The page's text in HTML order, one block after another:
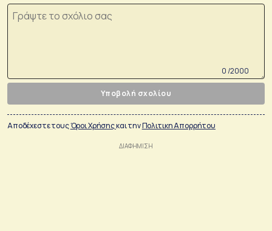
0 /2000
Υποβολή σχολίου
Αποδέχεστε τουςΌροι Χρήσηςκαι τηνΠολιτικη Απορρήτου